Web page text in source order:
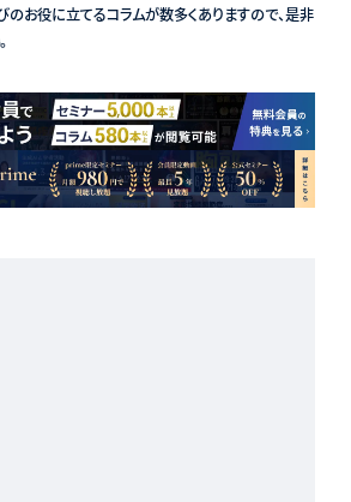
のお役に立てるコラムが数多くありますので、是非